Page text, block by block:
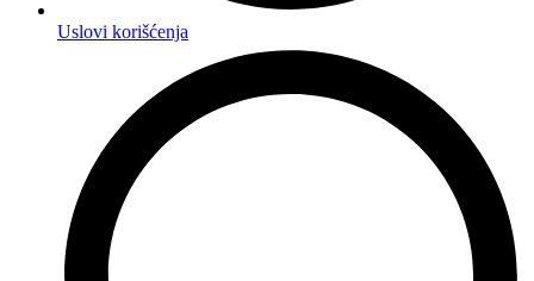
Uslovi korišćenja